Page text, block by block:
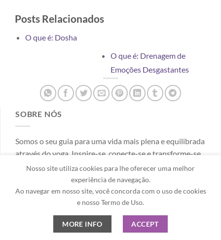
Posts Relacionados
O que é: Dosha
O que é: Drenagem de
Emoções Desgastantes
SOBRE NÓS
Somos o seu guia para uma vida mais plena e equilibrada
através do yoga. Inspire-se, conecte-se e transforme-se.
POSTS RECENTES
Ayurveda e Seus Benefícios para Harmonia do
Corpo e Mente
Nosso site utiliza cookies para lhe oferecer uma melhor
experiência de navegação.
Ao navegar em nosso site, você concorda com o uso de cookies
e nosso Termo de Uso.
MORE INFO ACCEPT